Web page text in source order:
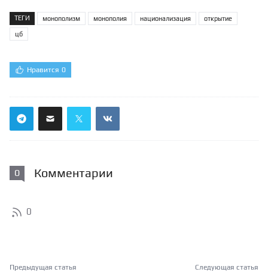
ТЕГИ монополизм монополия национализация открытие
цб
Нравится 0
0 Комментарии
0
Предыдущая статья Следующая статья